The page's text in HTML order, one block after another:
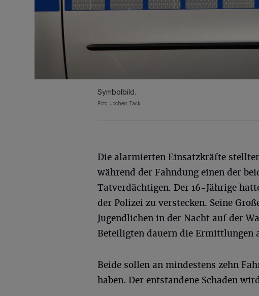
Symbolbild.
Foto: Jochen Tack
Die alarmierten Einsatzkräfte
während der Fahndung einen der
Tatverdächtigen. Der 16-Jährige
der Polizei zu verstecken. Seine
Jugendlichen in der Nacht auf der
Beteiligten dauern die Ermittlungen
Beide sollen an mindestens zehn
haben. Der entstandene Schaden